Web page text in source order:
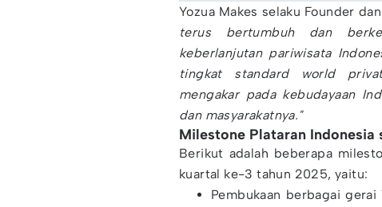
Yozua Makes selaku Founder
terus bertumbuh dan
keberlanjutan pariwisata
tingkat standard world
mengakar pada kebudayaan
dan masyarakatnya."
Milestone Plataran Indonesia
Berikut adalah beberapa
kuartal ke-3 tahun 2025, yaitu:
Pembukaan berbagai